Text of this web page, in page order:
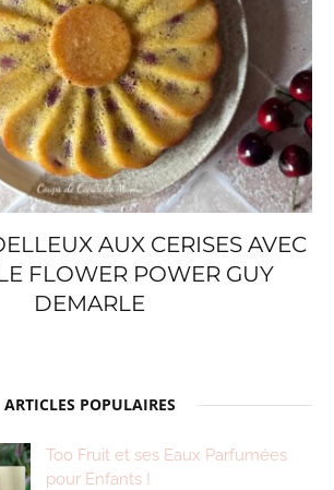
AUX CERISES AVEC
FLOWER POWER GUY
DEMARLE
ARTICLES POPULAIRES
Too Fruit et ses Eaux Parfumées
pour Enfants !